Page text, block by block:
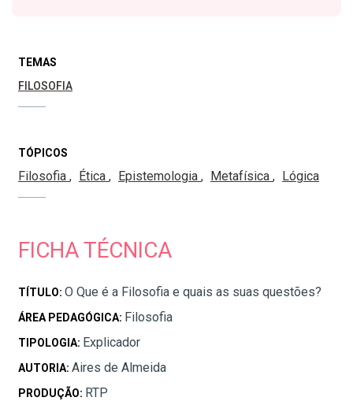
TEMAS
FILOSOFIA
TÓPICOS
Filosofia Ética Epistemologia Metafísica Lógica
FICHA TÉCNICA
TÍTULO: O Que é a Filosofia e quais as suas questões?
ÁREA PEDAGÓGICA: Filosofia
TIPOLOGIA: Explicador
AUTORIA: Aires de Almeida
PRODUÇÃO: RTP